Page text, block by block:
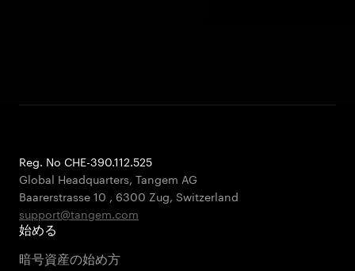
Reg. No CHE-390.112.525
Global Headquarters, Tangem AG
Baarerstrasse 10 , 6300 Zug, Switzerland
support@tangem.com
始める
暗号資産の始め方